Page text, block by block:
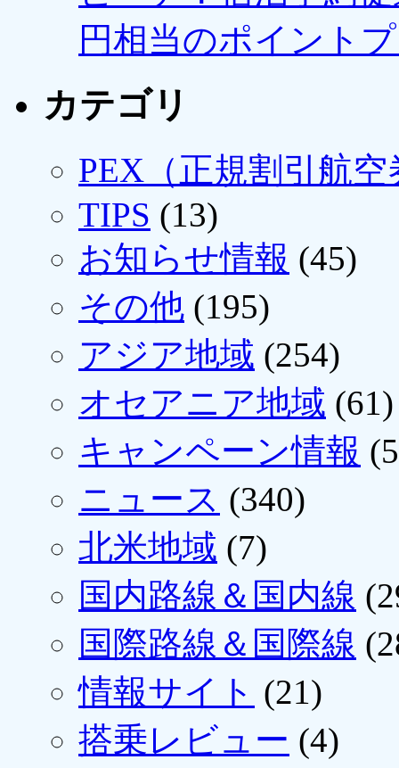
円相当のポイント
カテゴリ
PEX（正規割引航空
TIPS (13)
お知らせ情報 (45)
その他 (195)
アジア地域 (254)
オセアニア地域 (61)
キャンペーン情報
ニュース (340)
北米地域 (7)
国内路線＆国内線
国際路線＆国際線
情報サイト (21)
搭乗レビュー (4)